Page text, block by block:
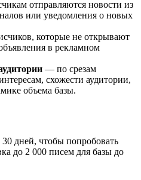
отправляются новости из
или уведомления о новых
которые не открывают
в рекламном
— по срезам
схожести аудитории,
объема базы.
дней, чтобы попробовать
до 2 000 писем для базы до